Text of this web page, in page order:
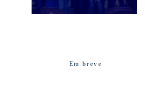
Em breve